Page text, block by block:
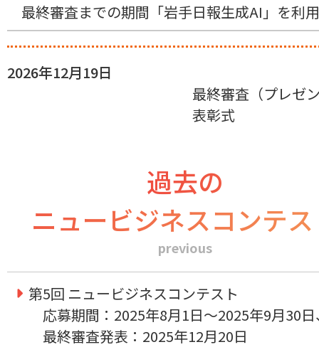
最終審査までの期間「岩手日報生成AI」を利
2026年12月19日
最終審査（プレゼ
表彰式
過去の
ニュービジネスコンテ
previous
第5回 ニュービジネスコンテスト
応募期間：2025年8月1日～2025年9月30
最終審査発表：2025年12月20日